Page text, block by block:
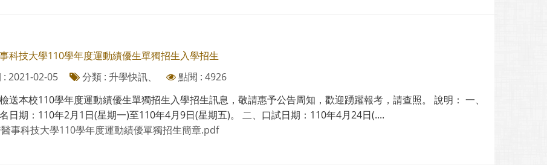
科技大學110學年度運動績優生單獨招生入學招生
2021-02-05
分類 : 升學快訊、
點閱 : 4926
送本校110學年度運動績優生單獨招生入學招生訊息，敬請惠予公告周知，歡迎踴躍報考，請查照。 說明： 一、
日期：110年2月1日(星期一)至110年4月9日(星期五)。 二、口試日期：110年4月24日(....
事科技大學110學年度運動績優單獨招生簡章.pdf